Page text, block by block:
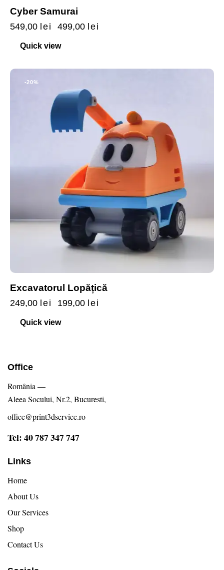
Cyber Samurai
549,00 lei 499,00 lei
Quick view
-20%
Excavatorul Lopățică
249,00 lei 199,00 lei
Quick view
Office
România —
Aleea Socului, Nr.2, Bucuresti,
office@print3dservice.ro
Tel: 40 787 347 747
Links
Home
About Us
Our Services
Shop
Contact Us